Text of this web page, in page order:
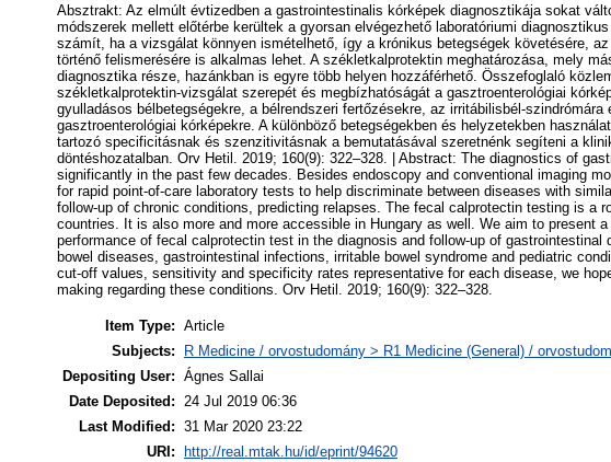
Absztrakt: Az elmúlt évtizedben a gastrointestinalis kórképek diagnosztikája sokat
módszerek mellett előtérbe kerültek a gyorsan elvégezhető laboratóriumi
számít, ha a vizsgálat könnyen ismételhető, így a krónikus betegségek követésére,
történő felismerésére is alkalmas lehet. A székletkalprotektin meghatározása, mely
diagnosztika része, hazánkban is egyre több helyen hozzáférhető. Összefoglaló
székletkalprotektin-vizsgálat szerepét és megbízhatóságát a gasztroenterológiai
gyulladásos bélbetegségekre, a bélrendszeri fertőzésekre, az irritábilisbél-szindrómára
gasztroenterológiai kórképekre. A különböző betegségekben és helyzetekben
tartozó specificitásnak és szenzitivitásnak a bemutatásával szeretnénk segíteni a
döntéshozatalban. Orv Hetil. 2019; 160(9): 322–328. | Abstract: The diagnostics of
significantly in the past few decades. Besides endoscopy and conventional imaging
for rapid point-of-care laboratory tests to help discriminate between diseases with
follow-up of chronic conditions, predicting relapses. The fecal calprotectin testing is a
countries. It is also more and more accessible in Hungary as well. We aim to present
performance of fecal calprotectin test in the diagnosis and follow-up of
bowel diseases, gastrointestinal infections, irritable bowel syndrome and pediatric
cut-off values, sensitivity and specificity rates representative for each disease, we
making regarding these conditions. Orv Hetil. 2019; 160(9): 322–328.
Item Type: Article
Subjects:
R Medicine / orvostudomány > R1 Medicine (General) /
Depositing User: Ágnes Sallai
Date Deposited:
24 Jul 2019 06:36
Last Modified: 31 Mar 2020 23:22
URI:
http://real.mtak.hu/id/eprint/94620